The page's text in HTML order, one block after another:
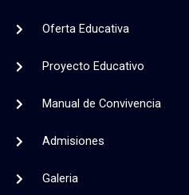
Oferta Educativa
Proyecto Educativo
Manual de Convivencia
Admisiones
Galeria